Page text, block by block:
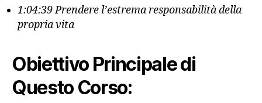
1:04:39 Prendere l’estrema responsabilità della
propria vita
Obiettivo Principale di
Questo Corso: